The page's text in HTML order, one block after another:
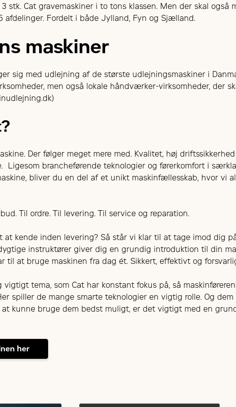
stk. Cat gravemaskiner i to tons klassen. Men der skal også
Fordelt i både Jylland, Fyn og Sjælland.
maskiner
sig med udlejning af de største udlejningsmaskiner i
men også lokale håndværker-virksomheder, der
Der følger meget mere med. Kvalitet, høj
brancheførende teknologier og førerkomfort i
bliver du en del af et unikt maskinfællesskab, hvor vi
Til ordre. Til levering. Til service og reparation.
kende inden levering? Så står vi klar til at tage imod dig
instruktører giver dig en grundig introduktion til din
til at bruge maskinen fra dag ét. Sikkert, effektivt og
tema, som Cat har konstant fokus på, så
spiller de mange smarte teknologier en vigtig rolle. Og
at kunne bruge dem bedst muligt, er det vigtigt med en
her